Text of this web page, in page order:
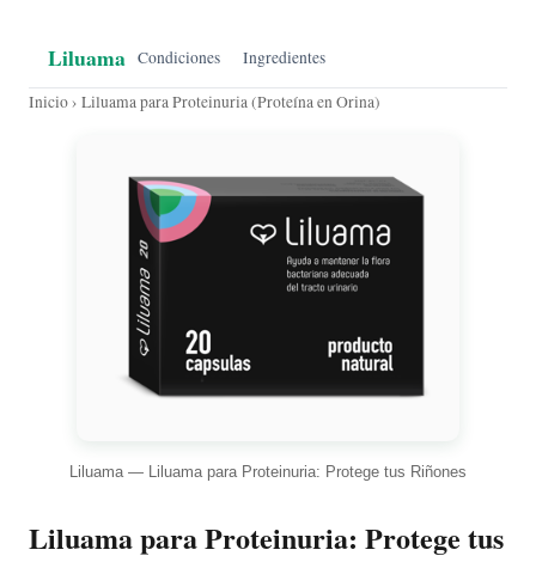
Liluama Condiciones Ingredientes
Inicio› Liluama para Proteinuria (Proteína en Orina)
Liluama — Liluama para Proteinuria: Protege tus Riñones
Liluama para Proteinuria: Protege tus